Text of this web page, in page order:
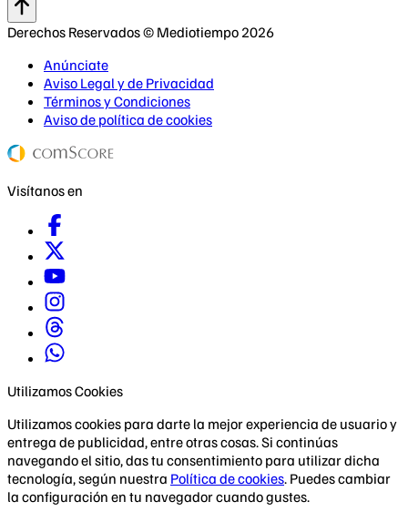
Derechos Reservados © Mediotiempo 2026
Anúnciate
Aviso Legal y de Privacidad
Términos y Condiciones
Aviso de política de cookies
Visítanos en
Utilizamos Cookies
Utilizamos cookies para darte la mejor experiencia de usuario y
entrega de publicidad, entre otras cosas. Si continúas
navegando el sitio, das tu consentimiento para utilizar dicha
tecnología, según nuestra Política de cookies. Puedes cambiar
la configuración en tu navegador cuando gustes.